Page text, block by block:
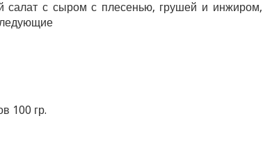
салат с сыром с плесенью, грушей и инжиром,
100 гр.